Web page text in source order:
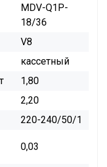
MDV-Q1P-
18/36
V8
кассетный
1,80
2,20
220-240/50/1
0,03